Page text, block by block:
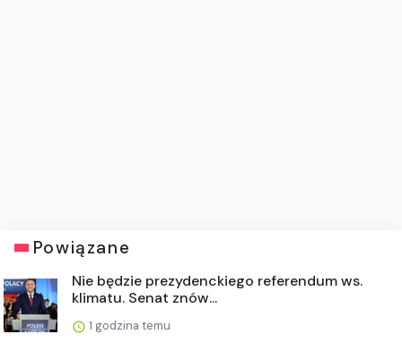
Powiązane
Nie będzie prezydenckiego referendum ws.
klimatu. Senat znów...
1 godzina temu